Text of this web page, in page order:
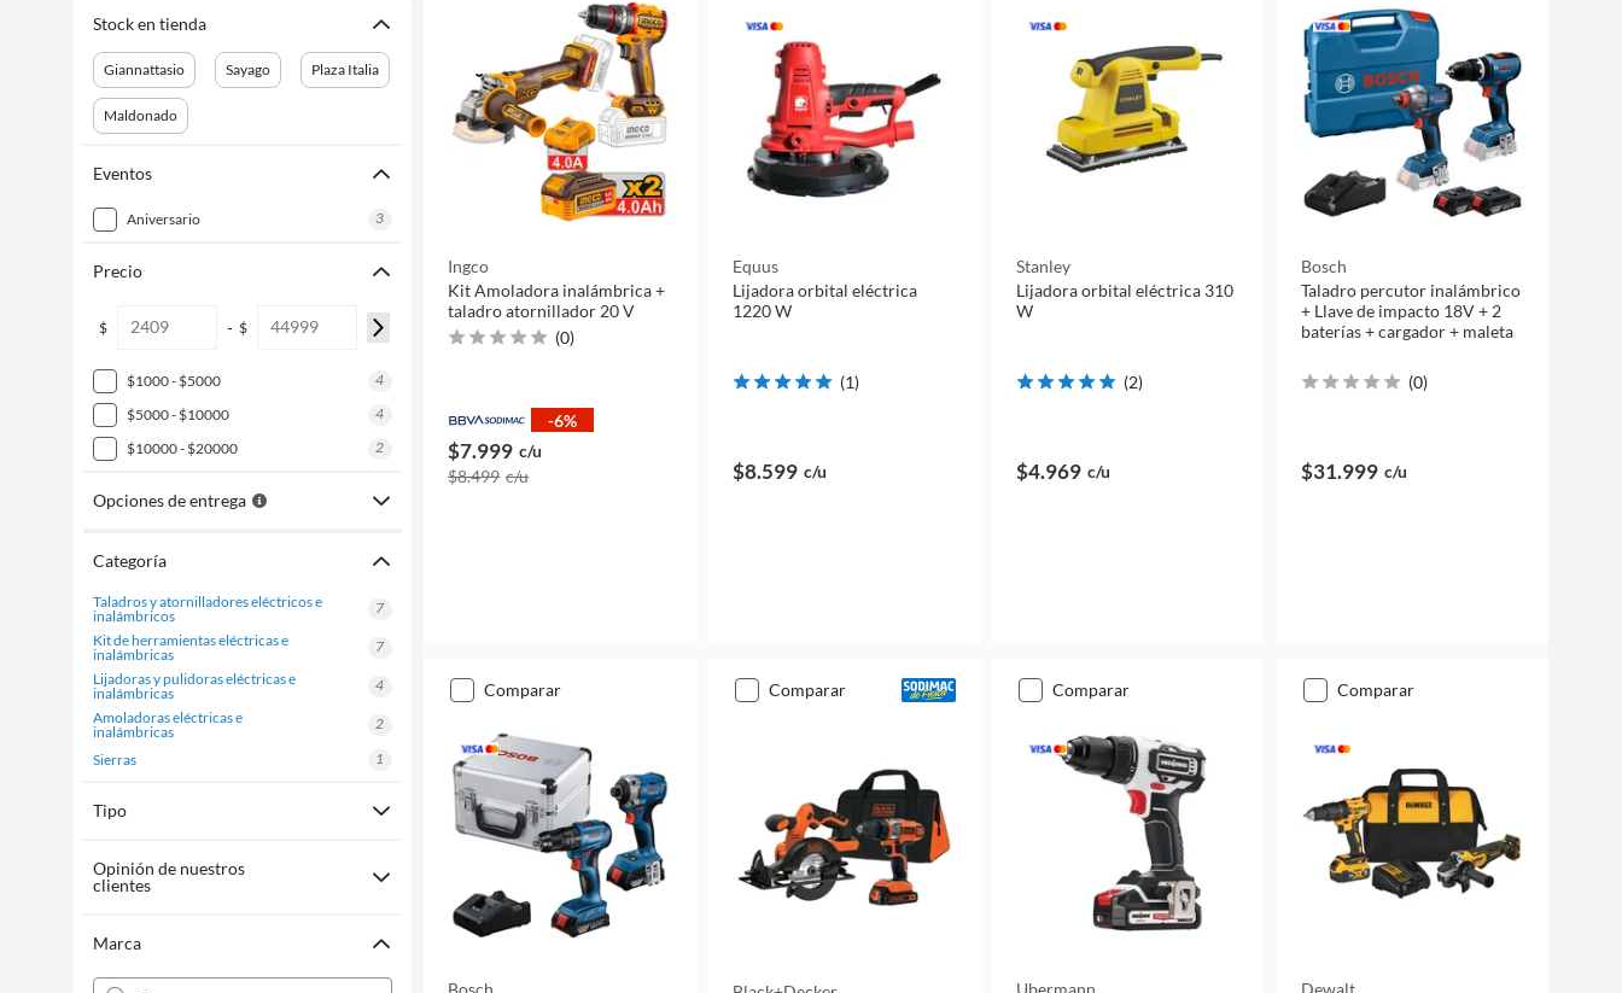
Stock en tienda
Giannattasio Sayago Plaza Italia
Maldonado
Eventos
aniversario 3
Precio
$ - $
$1000 - $5000
4
$5000 - $10000
4
$10000 - $20000
2
Opciones de entrega
Categoría
taladros y atornilladores eléctricos e
inalámbricos
7
kit de herramientas eléctricas e
inalámbricas
7
lijadoras y pulidoras eléctricas e
inalámbricas
4
amoladoras eléctricas e
inalámbricas
2
sierras
1
Tipo
Opinión de nuestros
clientes
Marca
Ingco
Kit Amoladora inalámbrica +
taladro atornillador 20 V
(0)
-6%
$7.999 c/u
$8.499 c/u
Equus
Lijadora orbital eléctrica
1220 W
(1)
$8.599 c/u
Stanley
Lijadora orbital eléctrica 310
W
(2)
$4.969 c/u
Bosch
Taladro percutor inalámbrico
+ Llave de impacto 18V + 2
baterías + cargador + maleta
(0)
$31.999 c/u
comparar
Bosch
comparar comparar
Ubermann
comparar
Dewalt